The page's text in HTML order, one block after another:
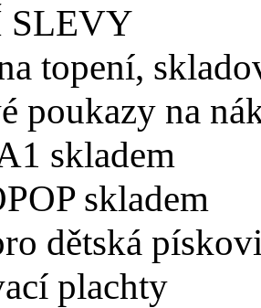
SLEVY
topení,
poukazy na
skladem
skladem
dětská
plachty